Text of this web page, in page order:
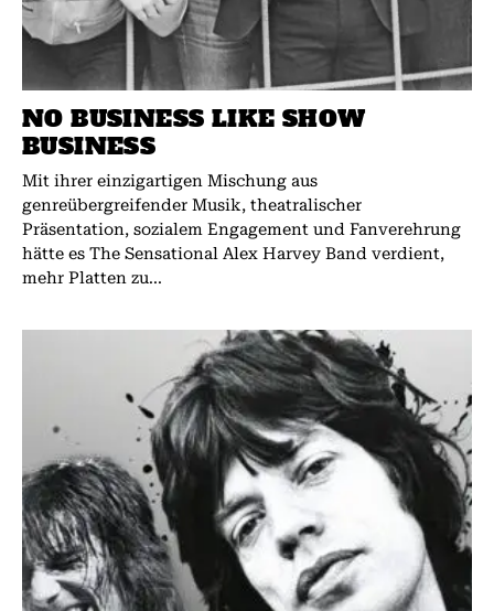
NO BUSINESS LIKE SHOW
BUSINESS
Mit ihrer einzigartigen Mischung aus
genreübergreifender Musik, theatralischer
Präsentation, sozialem Engagement und Fanverehrung
hätte es The Sensational Alex Harvey Band verdient,
mehr Platten zu...